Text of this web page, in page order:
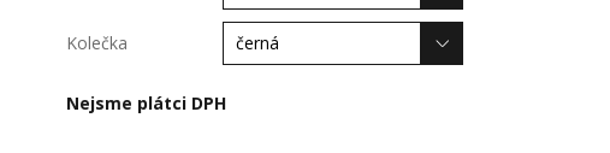
Kolečka
Nejsme plátci DPH